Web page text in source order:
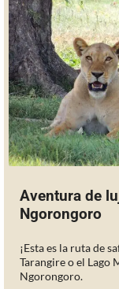
Aventura de
Ngorongoro
¡Esta es la ruta de
Tarangire o el Lago
Ngorongoro.